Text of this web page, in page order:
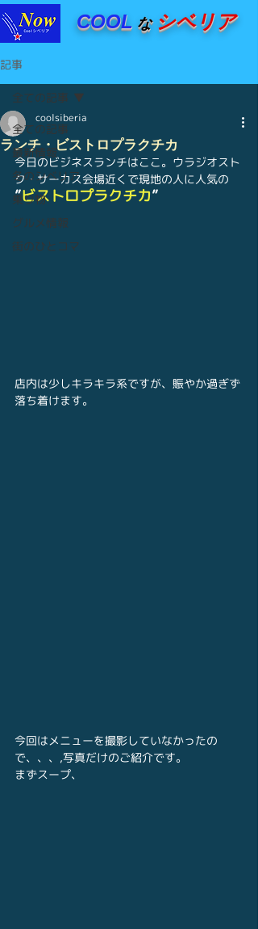
COOL な シベリア
記事
全ての記事
最新情報
冬のシベリア
乗り物
グルメ情報
街のひとコマ
全ての記事
ランチ・ビストロプラクチカ
coolsiberia
今日のビジネスランチはここ。ウラジオスト
ク・サーカス会場近くで現地の人に人気の
”ビストロプラクチカ”
店内は少しキラキラ系ですが、賑やか過ぎず
落ち着けます。
今回はメニューを撮影していなかったの
で、、、,写真だけのご紹介です。
まずスープ、